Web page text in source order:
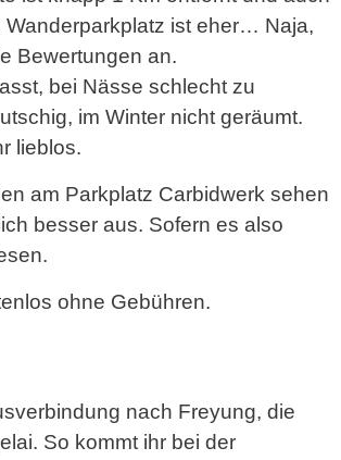
Wanderparkplatz ist eher… Naja,
Bewertungen an.
bei Nässe schlecht zu
im Winter nicht geräumt.
lieblos.
am Parkplatz Carbidwerk sehen
besser aus. Sofern es also
ohne Gebühren.
nach Freyung, die
So kommt ihr bei der